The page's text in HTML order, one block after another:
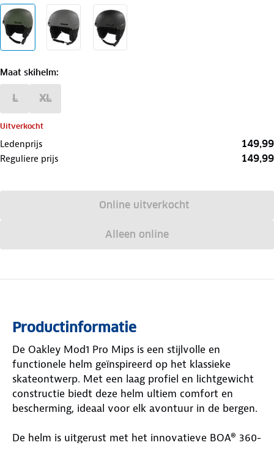
Maat skihelm:
L XL
Uitverkocht
Ledenprijs 149,99
Reguliere prijs 149,99
Online uitverkocht
Alleen online
Productinformatie
De Oakley Mod1 Pro Mips is een stijlvolle en
functionele helm geïnspireerd op het klassieke
skateontwerp. Met een laag profiel en lichtgewicht
constructie biedt deze helm ultiem comfort en
bescherming, ideaal voor elk avontuur in de bergen.
De helm is uitgerust met het innovatieve BOA® 360-